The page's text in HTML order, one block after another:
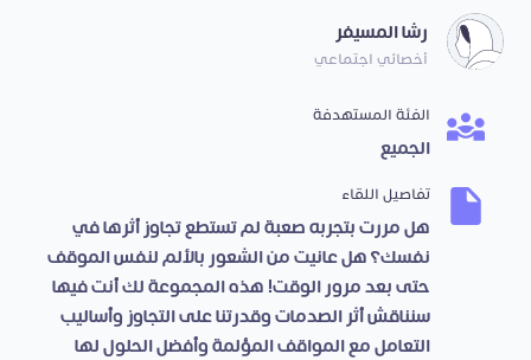
رشا المسيفر
أخصائي اجتماعي
الفئة المستهدفة
الجميع
تفاصيل اللقاء
هل مررت بتجربه صعبة لم تستطع تجاوز أثرها في
نفسك؟ هل عانيت من الشعور بالألم لنفس الموقف
حتى بعد مرور الوقت! هذه المجموعة لك أنت فيها
سنناقش أثر الصدمات وقدرتنا على التجاوز وأساليب
التعامل مع المواقف المؤلمة وأفضل الحلول لها